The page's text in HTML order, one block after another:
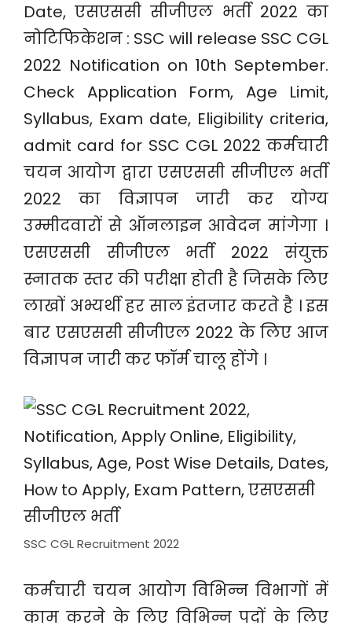
Date, एसएससी सीजीएल भर्ती 2022 का
नोटिफिकेशन : SSC will release SSC CGL
2022 Notification on 10th September.
Check Application Form, Age Limit,
Syllabus, Exam date, Eligibility criteria,
admit card for SSC CGL 2022 कर्मचारी
चयन आयोग द्वारा एसएससी सीजीएल भर्ती
2022 का विज्ञापन जारी कर योग्य
उम्मीदवारों से ऑनलाइन आवेदन मांगेगा ।
एसएससी सीजीएल भर्ती 2022 संयुक्त
स्नातक स्तर की परीक्षा होती है जिसके लिए
लाखों अभ्यर्थी हर साल इंतजार करते है । इस
बार एसएससी सीजीएल 2022 के लिए आज
विज्ञापन जारी कर फॉर्म चालू होंगे ।
SSC CGL Recruitment 2022
कर्मचारी चयन आयोग विभिन्न विभागों में
काम करने के लिए विभिन्न पदों के लिए